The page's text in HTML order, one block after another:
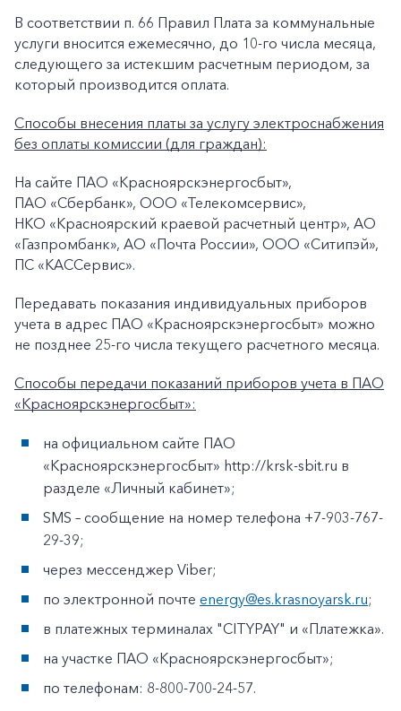
+7-800-700-24-57
Заказать обратный звонок
Частным клиентам
Корпоративным клиентам
В соответствии п. 66 Правил Плата за коммунальные
услуги вносится ежемесячно, до 10-го числа месяца,
следующего за истекшим расчетным периодом, за
который производится оплата.
Способы внесения платы за услугу электроснабжения
без оплаты комиссии (для граждан):
На сайте ПАО «Красноярскэнергосбыт»,
ПАО «Сбербанк», ООО «Телекомсервис»,
НКО «Красноярский краевой расчетный центр», АО
«Газпромбанк», АО «Почта России», ООО «Ситипэй»,
ПС «КАССервис».
Передавать показания индивидуальных приборов
учета в адрес ПАО «Красноярскэнергосбыт» можно
не позднее 25-го числа текущего расчетного месяца.
Способы передачи показаний приборов учета в ПАО
«Красноярскэнергосбыт»:
на официальном сайте ПАО
«Красноярскэнергосбыт» http://krsk-sbit.ru в
разделе «Личный кабинет»;
SMS – сообщение на номер телефона +7-903-767-
29-39;
через мессенджер Viber;
по электронной почте energy@es.krasnoyarsk.ru;
в платежных терминалах "CITYPAY" и «Платежка».
на участке ПАО «Красноярскэнергосбыт»;
по телефонам: 8-800-700-24-57.